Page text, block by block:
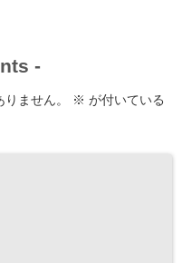
-
ません。 ※ が付いている